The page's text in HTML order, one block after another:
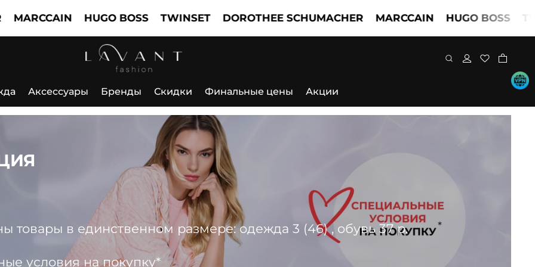
HUGO BOSS TWINSET DOROTHEE SCHUMACHER MARCCAIN HUGO BOSS TWINSET
Аксессуары Бренды Скидки Финальные цены Акции
товары в единственном размере: одежда 3 (46) , обувь 37 р.
условия на покупку*